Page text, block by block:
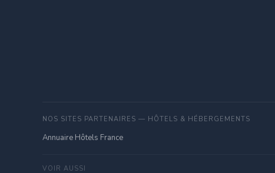
NOS SITES PARTENAIRES — HÔTELS & HÉBERGEMENTS
Annuaire Hôtels France
VOIR AUSSI